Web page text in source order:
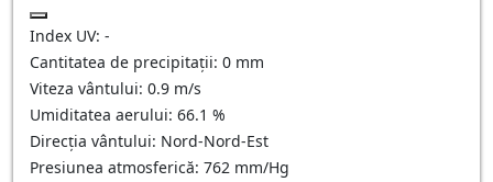
Index UV: -
Cantitatea de precipitații: 0 mm
Viteza vântului: 0.9 m/s
Umiditatea aerului: 66.1 %
Direcția vântului: Nord-Nord-Est
Presiunea atmosferică: 762 mm/Hg